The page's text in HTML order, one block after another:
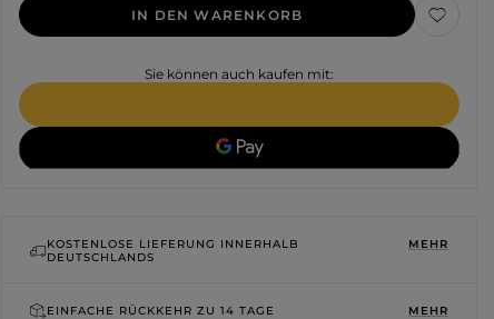
Farbe
GRÜNE
ROSA
IN DEN WARENKORB
Sie können auch kaufen mit:
KOSTENLOSE LIEFERUNG INNERHALB
DEUTSCHLANDS
MEHR
EINFACHE RÜCKKEHR ZU 14 TAGE MEHR